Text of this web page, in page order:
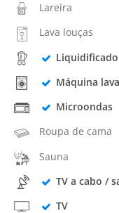
Lareira
Lava louças
Máquina
Microondas
Roupa de cama
Sauna
TV a cabo /
TV